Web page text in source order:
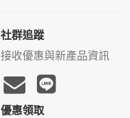
社群追蹤
接收優惠與新產品資訊
優惠領取